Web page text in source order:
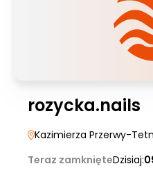
rozycka.nails
Kazimierza Przerwy-
Teraz zamknięteDzisiaj: